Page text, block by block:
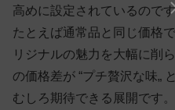
高めに設定されているので
たとえば通常品と同じ価格
リジナルの魅力を大幅に削
の価格差が “プチ贅沢な味„
むしろ期待できる展開です。